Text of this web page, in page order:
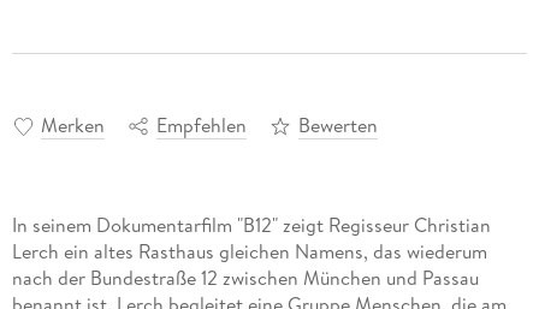
Merken Empfehlen Bewerten
In seinem Dokumentarfilm "B12" zeigt Regisseur Christian
Lerch ein altes Rasthaus gleichen Namens, das wiederum
nach der Bundestraße 12 zwischen München und Passau